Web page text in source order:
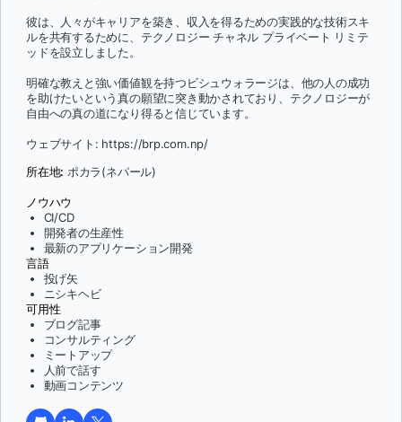
彼は、人々がキャリアを築き、収入を得るための実践的な技術スキ
ルを共有するために、テクノロジー チャネル プライベート リミテ
ッドを設立しました。
明確な教えと強い価値観を持つビシュウォラージは、他の人の成功
を助けたいという真の願望に突き動かされており、テクノロジーが
自由への真の道になり得ると信じています。
ウェブサイト: https://brp.com.np/
所在地: ポカラ(ネパール)
ノウハウ
CI/CD
開発者の生産性
最新のアプリケーション開発
言語
投げ矢
ニシキヘビ
可用性
ブログ記事
コンサルティング
ミートアップ
人前で話す
動画コンテンツ